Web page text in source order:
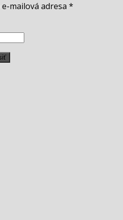
mailová adresa *